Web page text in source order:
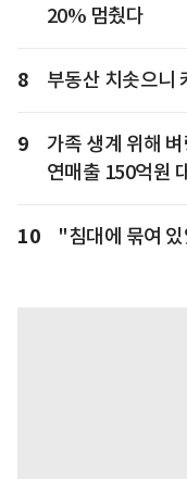
20% 멈췄다
8 부동산 치솟으니
9
가족 생계 위해
연매출 150억원
10 "침대에 묶여